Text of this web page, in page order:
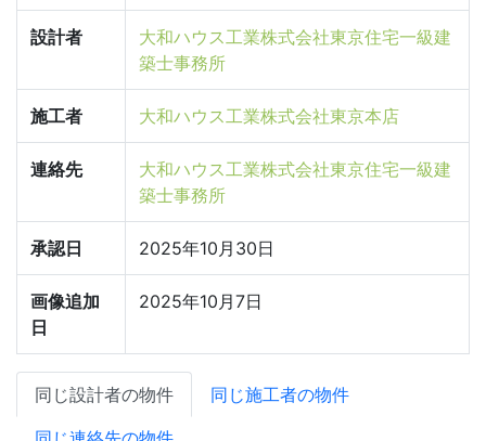
設計者
大和ハウス工業株式会社東京住宅一級建
築士事務所
施工者 大和ハウス工業株式会社東京本店
連絡先
大和ハウス工業株式会社東京住宅一級建
築士事務所
承認日 2025年10月30日
画像追加
日
2025年10月7日
同じ設計者の物件
同じ施工者の物件